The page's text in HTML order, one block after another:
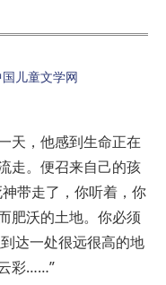
儿童文学网
天，他感到生命正在
走。便召来自己的孩
带走了，你听着，你
肥沃的土地。你必须
达一处很远很高的地
彩……”